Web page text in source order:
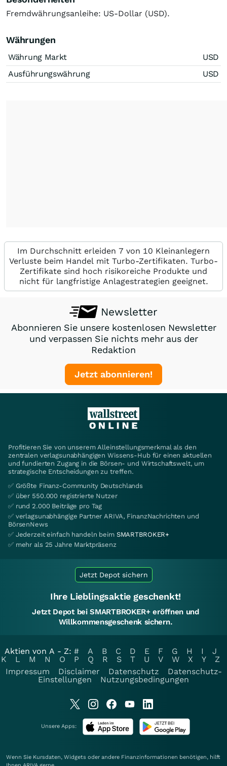
Fremdwährungsanleihe: US-Dollar (USD).
Währungen
Währung Markt
USD
Ausführungswährung
USD
Im Durchschnitt erleiden 7 von 10 Kleinanlegern
Verluste beim Handel mit Turbo-Zertifikaten. Turbo-
Zertifikate sind hoch risikoreiche Produkte und
nicht für langfristige Anlagestrategien geeignet.
Newsletter
Abonnieren Sie unsere kostenlosen Newsletter
und verpassen Sie nichts mehr aus der
Redaktion
Jetzt abonnieren!
Profitieren Sie von unserem Alleinstellungsmerkmal als den
zentralen verlagsunabhängigen Wissens-Hub für einen aktuellen
und fundierten Zugang in die Börsen- und Wirtschaftswelt, um
strategische Entscheidungen zu treffen.
✅ Größte Finanz-Community Deutschlands
✅ über 550.000 registrierte Nutzer
✅ rund 2.000 Beiträge pro Tag
✅ verlagsunabhängige Partner ARIVA, FinanzNachrichten und
BörsenNews
✅ Jederzeit einfach handeln beim SMARTBROKER+
✅ mehr als 25 Jahre Marktpräsenz
Jetzt Depot sichern
Ihre Lieblingsaktie geschenkt!
Jetzt Depot bei SMARTBROKER+ eröffnen und
Willkommensgeschenk sichern.
Aktien von A - Z: # A B C D E F G H I
J
K
L M N O P Q R S T U V W X Y
Z
Impressum
Disclaimer Datenschutz
Datenschutz-
Einstellungen
Nutzungsbedingungen
Unsere Apps:
Wenn Sie Kursdaten, Widgets oder andere Finanzinformationen benötigen, hilft